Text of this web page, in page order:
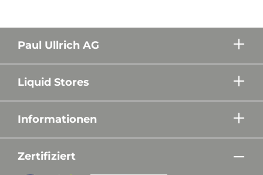
Paul Ullrich AG
Liquid Stores
Informationen
Zertifiziert